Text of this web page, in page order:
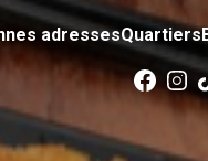
adressesQuartiers